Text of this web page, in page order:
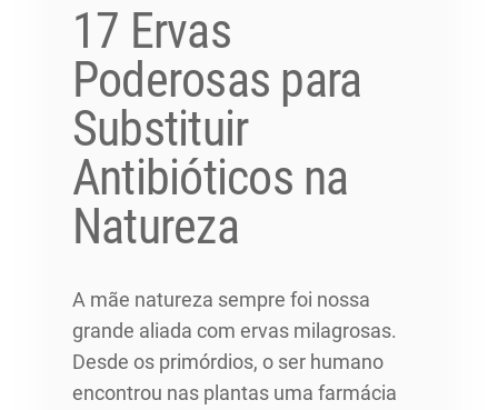
17 Ervas
Poderosas para
Substituir
Antibióticos na
Natureza
A mãe natureza sempre foi nossa
grande aliada com ervas milagrosas.
Desde os primórdios, o ser humano
encontrou nas plantas uma farmácia